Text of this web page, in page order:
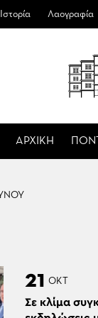
Ιστορία Λαογραφία
ΑΡΧΙΚΗ
21 ΟΚΤ
Σε κλίμα